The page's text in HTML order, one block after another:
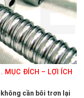
MỤC ĐÍCH – LỢI ÍCH
cần bôi trơn lại